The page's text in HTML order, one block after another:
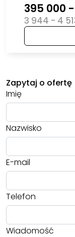
395 000 -
3 944 - 4
Zapytaj o ofertę
Imię
Nazwisko
E-mail
Telefon
Wiadomość